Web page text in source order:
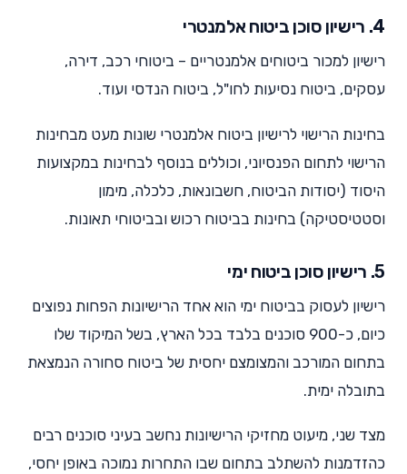
4. רישיון סוכן ביטוח אלמנטרי
רישיון למכור ביטוחים אלמנטריים – ביטוחי רכב, דירה,
עסקים, ביטוח נסיעות לחו"ל, ביטוח הנדסי ועוד.
בחינות הרישוי לרישיון ביטוח אלמנטרי שונות מעט מבחינות
הרישוי לתחום הפנסיוני, וכוללים בנוסף לבחינות במקצועות
היסוד (יסודות הביטוח, חשבונאות, כלכלה, מימון
וסטטיסטיקה) בחינות בביטוח רכוש ובביטוחי תאונות.
5. רישיון סוכן ביטוח ימי
רישיון לעסוק בביטוח ימי הוא אחד הרישיונות הפחות נפוצים
כיום, כ-900 סוכנים בלבד בכל הארץ, בשל המיקוד שלו
בתחום המורכב והמצומצם יחסית של ביטוח סחורה הנמצאת
בתובלה ימית.
מצד שני, מיעוט מחזיקי הרישיונות נחשב בעיני סוכנים רבים
כהזדמנות להשתלב בתחום שבו התחרות נמוכה באופן יחסי,